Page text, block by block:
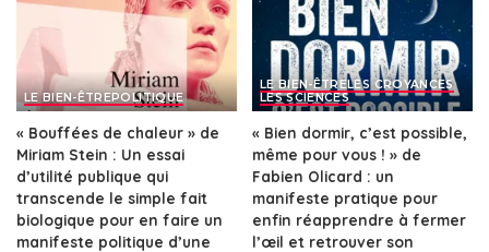
LE BIEN-ÊTREPOLITIQUE
« Bouffées de chaleur » de
Miriam Stein : Un essai
d’utilité publique qui
transcende le simple fait
biologique pour en faire un
manifeste politique d’une
LE BIEN-ÊTRELES CROYANCES
LES SCIENCES
« Bien dormir, c’est possible,
même pour vous ! » de
Fabien Olicard : un
manifeste pratique pour
enfin réapprendre à fermer
l’œil et retrouver son